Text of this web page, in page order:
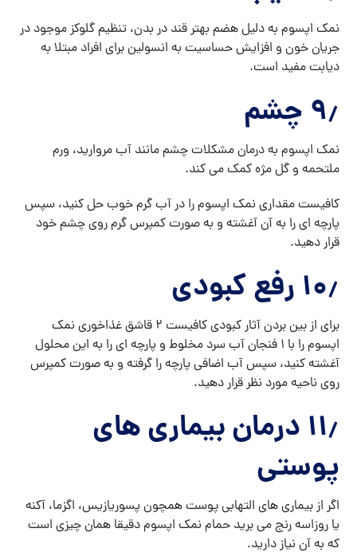
نمک اپسوم به دلیل هضم بهتر قند در بدن، تنظیم گلوکز موجود در
جریان خون و افزایش حساسیت به انسولین برای افراد مبتلا به
دیابت مفید است.
۹٫ چشم
نمک اپسوم به درمان مشکلات چشم مانند آب مروارید، ورم
ملتحمه و گل مژه کمک می کند.
کافیست مقداری نمک اپسوم را در آب گرم خوب حل کنید، سپس
پارچه ای را به آن آغشته و به صورت کمپرس گرم روی چشم خود
قرار دهید.
۱۰٫ رفع کبودی
برای از بین بردن آثار کبودی کافیست ۲ قاشق غذاخوری نمک
اپسوم را با ۱ فنجان آب سرد مخلوط و پارچه ای را به این محلول
آغشته کنید، سپس آب اضافی پارچه را گرفته و به صورت کمپرس
روی ناحیه مورد نظر قرار دهید.
۱۱٫ درمان بیماری های
پوستی
اگر از بیماری های التهابی پوست همچون پسوریازیس، اگزما، آکنه
یا روزاسه رنج می برید حمام نمک اپسوم دقیقا همان چیزی است
که به آن نیاز دارید.